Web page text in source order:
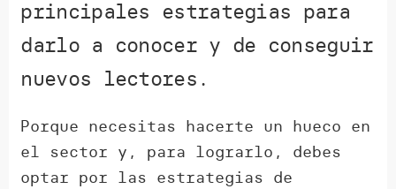
principales estrategias para
darlo a conocer y de conseguir
nuevos lectores.
Porque necesitas hacerte un hueco en
el sector y, para lograrlo, debes
optar por las estrategias de